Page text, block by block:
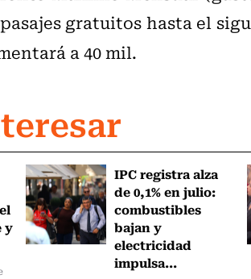
gratuitos hasta el
a 40 mil.
y
IPC registra alza
de 0,1% en julio:
combustibles
bajan y
electricidad
impulsa...